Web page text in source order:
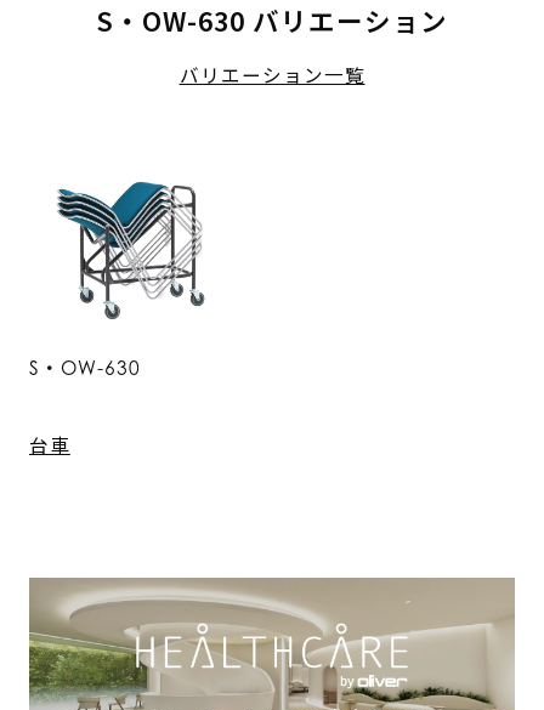
S・OW-630 バリエーション
バリエーション一覧
S・OW-630
台車